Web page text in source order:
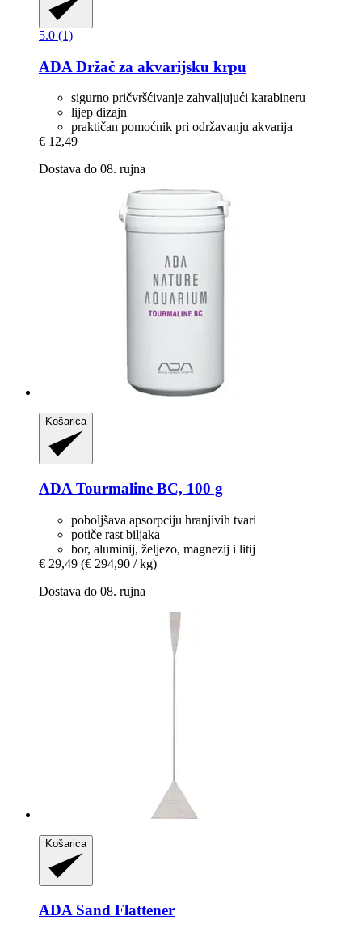
5.0 (1)
ADA Držač za akvarijsku krpu
sigurno pričvršćivanje zahvaljujući karabineru
lijep dizajn
praktičan pomoćnik pri održavanju akvarija
€ 12,49
Dostava do 08. rujna
Košarica
ADA Tourmaline BC, 100 g
poboljšava apsorpciju hranjivih tvari
potiče rast biljaka
bor, aluminij, željezo, magnezij i litij
€ 29,49 (€ 294,90 / kg)
Dostava do 08. rujna
Košarica
ADA Sand Flattener